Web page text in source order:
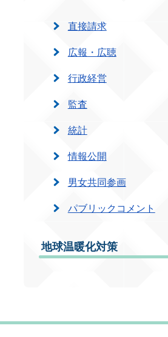
直接請求
広報・広聴
行政経営
監査
統計
情報公開
男女共同参画
パブリックコメント
地球温暖化対策